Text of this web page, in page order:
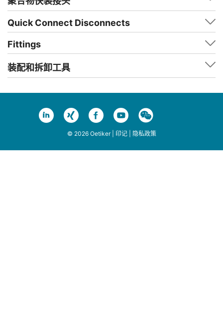
Quick Connect Disconnects
Fittings
装配和拆卸工具
© 2026 Oetiker | 印记| 隐私政策